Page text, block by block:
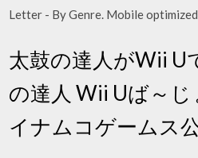
Letter - By Genre. Mobile optimized.
太鼓の達人がWii U
の達人 Wii Uば～
イナムコゲームス